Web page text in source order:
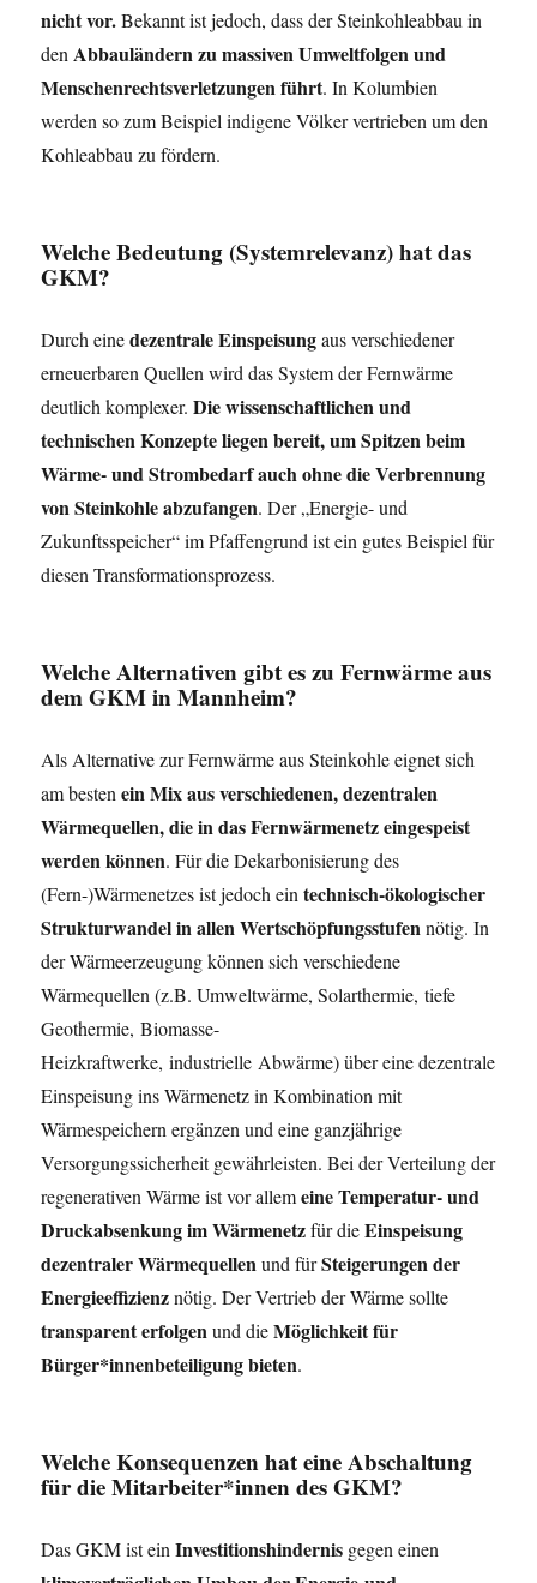
nicht vor.Bekannt ist jedoch, dass der Steinkohleabbau in
denAbbauländern zu massiven Umweltfolgen und
Menschenrechtsverletzungen führt. In Kolumbien
werden so zum Beispiel indigene Völker vertrieben um den
Kohleabbau zu fördern.
Welche Bedeutung (Systemrelevanz) hat das
GKM?
Durch einedezentrale Einspeisungaus verschiedener
erneuerbaren Quellen wird das System der Fernwärme
deutlich komplexer.Die wissenschaftlichen und
technischen Konzepte liegen bereit, um Spitzen beim
Wärme- und Strombedarf auch ohne die Verbrennung
von Steinkohle abzufangen. Der „Energie- und
Zukunftsspeicher“ im Pfaffengrund ist ein gutes Beispiel für
diesen Transformationsprozess.
Welche Alternativen gibt es zu Fernwärme aus
dem GKM in Mannheim?
Als Alternative zur Fernwärme aus Steinkohle eignet sich
am bestenein Mix aus verschiedenen, dezentralen
Wärmequellen, die in das Fernwärmenetz eingespeist
werden können. Für die Dekarbonisierung des
(Fern-)Wärmenetzes ist jedoch eintechnisch-ökologischer
Strukturwandel in allen Wertschöpfungsstufennötig. In
der Wärmeerzeugung können sich verschiedene
Wärmequellen (z.B. Umweltwärme, Solarthermie, tiefe
Geothermie, Biomasse-
Heizkraftwerke, industrielle Abwärme) über eine dezentrale
Einspeisung ins Wärmenetz in Kombination mit
Wärmespeichern ergänzen und eine ganzjährige
Versorgungssicherheit gewährleisten. Bei der Verteilung der
regenerativen Wärme ist vor allemeine Temperatur- und
Druckabsenkung im Wärmenetzfür dieEinspeisung
dezentraler Wärmequellenund fürSteigerungen der
Energieeffizienznötig. Der Vertrieb der Wärme sollte
transparent erfolgenund dieMöglichkeit für
Bürger*innenbeteiligung bieten.
Welche Konsequenzen hat eine Abschaltung
für die Mitarbeiter*innen des GKM?
Das GKM ist einInvestitionshindernis gegen einen